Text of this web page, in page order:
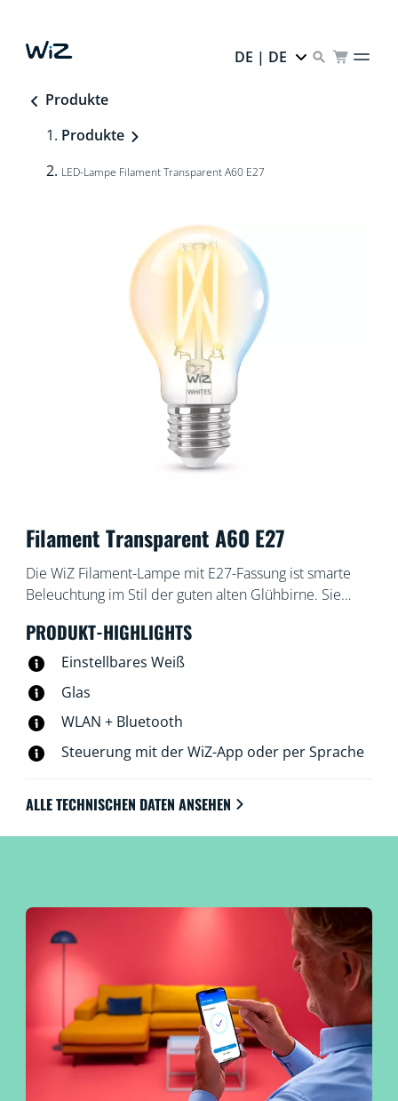
DE | DE
Produkte
Produkte
LED-Lampe Filament Transparent A60 E27
Filament Transparent A60 E27
Die WiZ Filament-Lampe mit E27-Fassung ist smarte
Beleuchtung im Stil der guten alten Glühbirne. Sie
WiZ App oder per Sprachsteuerung gedimmt werden
kann. Außerdem gibt es in der WLAN-Einrichtung
PRODUKT-HIGHLIGHTS
Einstellbares Weiß
Glas
WLAN + Bluetooth
Steuerung mit der WiZ-App oder per Sprache
ALLE TECHNISCHEN DATEN ANSEHEN